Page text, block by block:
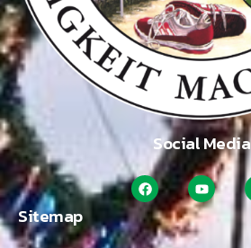
Social Media
Sitemap